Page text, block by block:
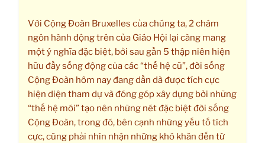
Với Cộng Đoàn Bruxelles của chúng ta, 2 châm
ngôn hành động trên của Giáo Hội lại càng mang
một ý nghĩa đặc biệt, bởi sau gần 5 thập niên hiện
hữu đầy sống động của các “thế hệ cũ”, đời sống
Cộng Đoàn hôm nay đang dần dà được tích cực
hiện diện tham dự và đóng góp xây dựng bởi những
“thế hệ mới” tạo nên những nét đặc biệt đời sống
Cộng Đoàn, trong đó, bên cạnh những yếu tố tích
cực, cũng phải nhìn nhận những khó khăn đến từ